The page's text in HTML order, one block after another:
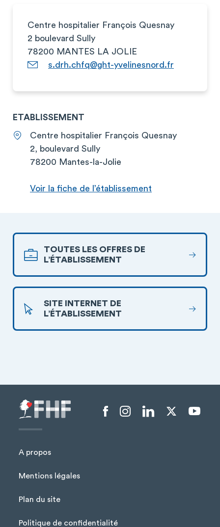
Centre hospitalier François Quesnay
2 boulevard Sully
78200 MANTES LA JOLIE
s.drh.chfq@ght-yvelinesnord.fr
ETABLISSEMENT
Centre hospitalier François Quesnay
2, boulevard Sully
78200 Mantes-la-Jolie
Voir la fiche de l’établissement
TOUTES LES OFFRES DE
L’ÉTABLISSEMENT
SITE INTERNET DE
L’ÉTABLISSEMENT
Menu Pied de page
A propos
Mentions légales
Plan du site
Politique de confidentialité
Menu liens sociaux